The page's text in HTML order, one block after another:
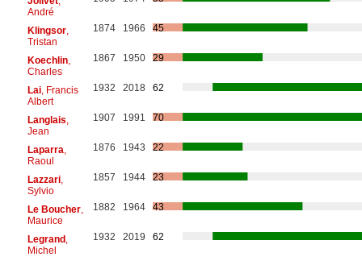
André
Klingsor,
Tristan
1874 1966 45
Koechlin,
Charles
1867 1950 29
Lai, Francis
Albert
1932 2018 62
Langlais
Jean
1907 1991 70
Laparra
Raoul
1876 1943 22
Lazzari,
Sylvio
1857 1944 23
Le Boucher,
Maurice
1882 1964 43
Legrand,
Michel
1932 2019 62